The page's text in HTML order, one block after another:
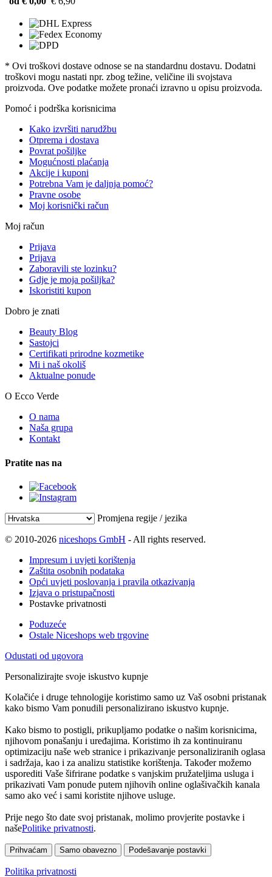
* Ovi troškovi dostave odnose se na standardnu ​​dostavu. Dodatni
troškovi mogu nastati npr. zbog težine, veličine ili svojstava
proizvoda. Ove podatke možete pronaći izravno u opisu proizvoda.
Pomoć i podrška korisnicima
Kako izvršiti narudžbu
Otprema i dostava
Povrat pošiljke
Mogućnosti plaćanja
Akcije i kuponi
Potrebna Vam je daljnja pomoć?
Pravne osobe
Moj korisnički račun
Moj račun
Prijava
Prijava
Zaboravili ste lozinku?
Gdje je moja pošiljka?
Iskoristiti kupon
Dobro je znati
Beauty Blog
Sastojci
Certifikati prirodne kozmetike
Mi i naš okoliš
Aktualne ponude
O Ecco Verde
O nama
Naša grupa
Kontakt
Pratite nas na
Promjena regije / jezika
© 2010-2026 niceshops GmbH - All rights reserved.
Impresum i uvjeti korištenja
Zaštita osobnih podataka
Opći uvjeti poslovanja i pravila otkazivanja
Izjava o pristupačnosti
Postavke privatnosti
Poduzeće
Ostale Niceshops web trgovine
Odustati od ugovora
Personalizirajte svoje iskustvo kupnje
Kolačiće i druge tehnologije koristimo samo uz Vaš osobni pristanak
kako bismo Vam ponudili personalizirano iskustvo kupnje.
Kako bismo to postigli, prikupljamo podatke o našim korisnicima,
njihovom ponašanju i uređajima. Koristimo ih za kontinuiranu
optimizaciju naše web stranice i prikazivanje personaliziranih oglasa
i sadržaja, kao i za analizu statistike korištenja. Također možemo
usporediti Vaše šifrirane podatke s vanjskim pružateljima usluga i
prikazivati Vam ponude putem njihovih online oglašivačkih kanala
samo ako već i sami koristite njihove usluge.
Prije nego što date svoj pristanak, molimo provjerite postavke i
našePolitike privatnosti.
Prihvaćam Samo obavezno Podešavanje postavki
Politika privatnosti